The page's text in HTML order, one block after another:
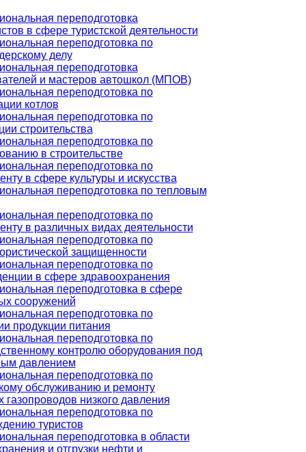
переподготовка
в сфере туристской деятельности
переподготовка по
делу
переподготовка
и мастеров автошкол (МПОВ)
переподготовка по
котлов
переподготовка по
строительства
переподготовка по
в строительстве
переподготовка по
в сфере культуры и искусства
переподготовка по тепловым
переподготовка по
в различных видах деятельности
переподготовка по
защищенности
переподготовка по
в сфере здравоохранения
переподготовка в сфере
сооружений
переподготовка по
продукции питания
переподготовка по
контролю оборудования под
давлением
переподготовка по
обслуживанию и ремонту
газопроводов низкого давления
переподготовка по
туристов
переподготовка в области
и отгрузки нефти и